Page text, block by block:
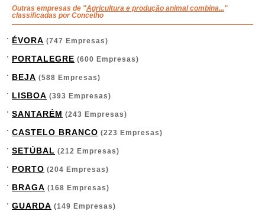
Outras empresas de "Agricultura e produção animal combina..."
classificadas por Concelho
ÉVORA (747 Empresas)
PORTALEGRE (600 Empresas)
BEJA (588 Empresas)
LISBOA (393 Empresas)
SANTARÉM (243 Empresas)
CASTELO BRANCO (223 Empresas)
SETÚBAL (212 Empresas)
PORTO (204 Empresas)
BRAGA (168 Empresas)
GUARDA (149 Empresas)